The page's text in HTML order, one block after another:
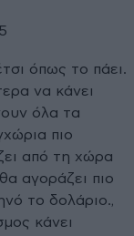
όπως το πάει.
να κάνει
όλα τα
πιο
από τη χώρα
αγοράζει πιο
το δολάριο.,
κάνει